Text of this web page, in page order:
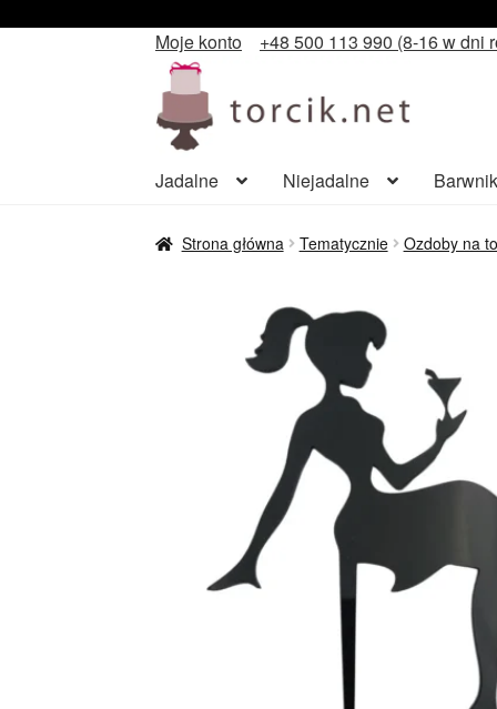
Moje konto +48 500 113 990 (8-16 w dni
Przejdź
do
nawigacji
Przejdź
do
treści
Jadalne Niejadalne
Strona główna Tematycznie Ozdoby na